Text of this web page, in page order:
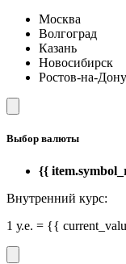
Москва
Волгоград
Казань
Новосибирск
Ростов-на-Дону
Выбор валюты
{{
Внутренний курс:
1 у.е. = {{